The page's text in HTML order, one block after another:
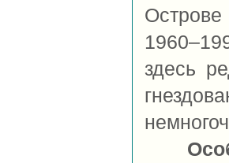
здесь